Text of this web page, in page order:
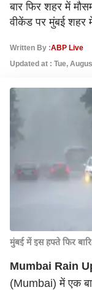
बार फिर शहर में
वीकेंड पर मुंबई शहर
Written By :ABP Live
Updated at : Tue,
मुंबई में इस हफ्ते फिर
Mumbai Rain
(Mumbai) में एक